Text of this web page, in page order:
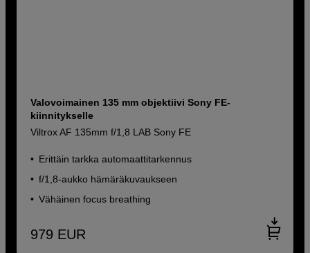
Valovoimainen 135 mm objektiivi Sony FE-
kiinnitykselle
Viltrox AF 135mm f/1,8 LAB Sony FE
Erittäin tarkka automaattitarkennus
f/1,8-aukko hämäräkuvaukseen
Vähäinen focus breathing
979 EUR